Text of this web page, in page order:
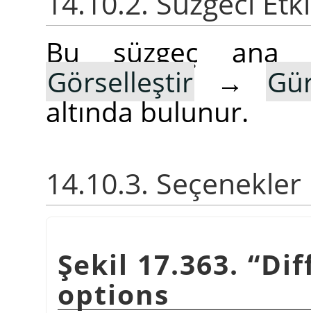
Bu süzgeç
Görselleştir →
altında bulunur.
14.10.3. Seçenekler
Şekil 17.363. “
options